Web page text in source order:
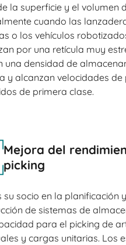
la superficie y el volumen
cuando las
o los vehículos
por una retícula muy
una densidad de
y alcanzan velocidades de
de primera clase.
Mejora del
picking
su socio en la planificación y
de sistemas de
para el picking de
y cargas unitarias. Los